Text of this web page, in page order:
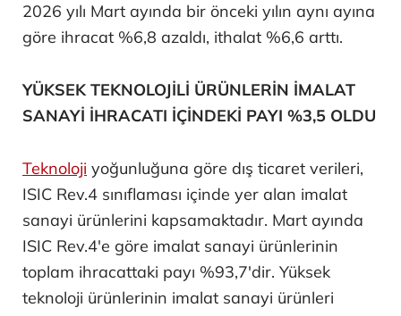
2026 yılı Mart ayında bir önceki yılın aynı ayına
göre ihracat %6,8 azaldı, ithalat %6,6 arttı.
YÜKSEK TEKNOLOJİLİ ÜRÜNLERİN İMALAT
SANAYİ İHRACATI İÇİNDEKİ PAYI %3,5 OLDU
Teknoloji yoğunluğuna göre dış ticaret verileri,
ISIC Rev.4 sınıflaması içinde yer alan imalat
sanayi ürünlerini kapsamaktadır. Mart ayında
ISIC Rev.4'e göre imalat sanayi ürünlerinin
toplam ihracattaki payı %93,7'dir. Yüksek
teknoloji ürünlerinin imalat sanayi ürünleri